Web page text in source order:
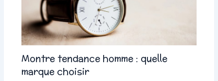
Montre tendance homme : quelle
marque choisir